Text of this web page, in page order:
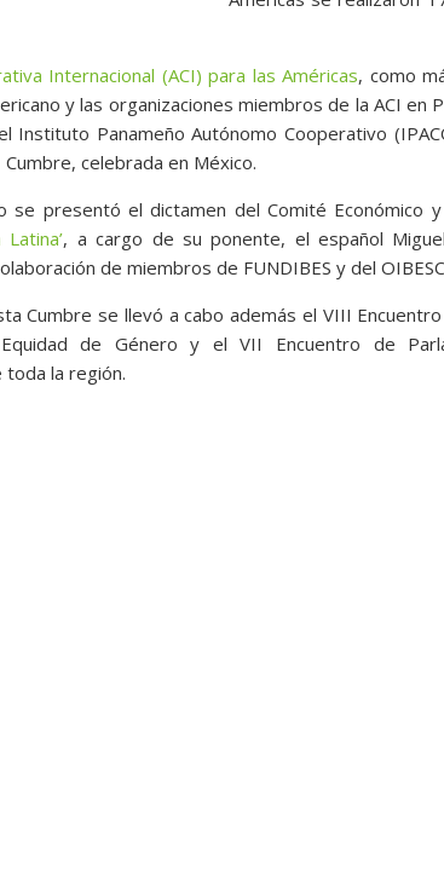
Internacional (ACI) para las Américas, como
y las organizaciones miembros de la ACI en
Instituto Panameño Autónomo Cooperativo
celebrada en México.
se presentó el dictamen del Comité Económico
, a cargo de su ponente, el español
de miembros de FUNDIBES y del
Cumbre se llevó a cabo además el VIII
de Género y el VII Encuentro de
la región.